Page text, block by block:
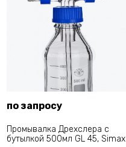
по запросу
Промывалка Дрехслера с
бутылкой 500мл GL 45, Simax